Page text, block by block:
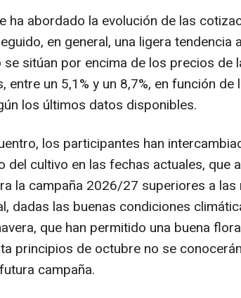
ha abordado la evolución de las
en general, una ligera tendencia
se sitúan por encima de los precios de
entre un 5,1% y un 8,7%, en función de
los últimos datos disponibles.
los participantes han
del cultivo en las fechas actuales, que
la campaña 2026/27 superiores a las
dadas las buenas condiciones
que han permitido una buena
principios de octubre no se
campaña.